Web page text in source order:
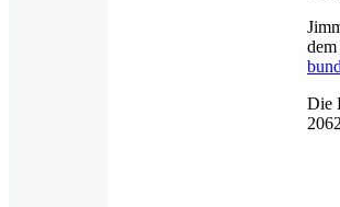
dem
Die
2062